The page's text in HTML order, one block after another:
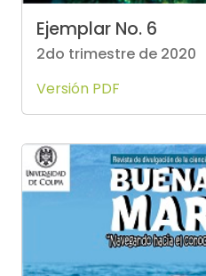
Ejemplar No. 6
2do trimestre de 2020
Versión PDF